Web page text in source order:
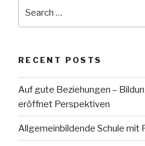
RECENT POSTS
Auf gute Beziehungen –
eröffnet Perspektiven
Allgemeinbildende Schule mit